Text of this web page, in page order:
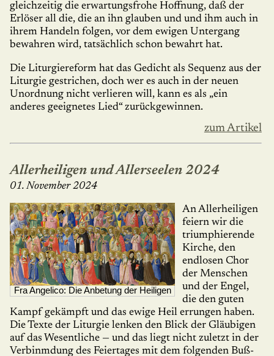
gleichzeitig die erwartungsfrohe Hoffnung, daß der
Erlöser all die, die an ihn glau­ben und und ihm auch in
ihrem Handeln folgen, vor dem ewigen Unter­gang
bewahren wird, tatsächlich schon bewahrt hat.
Die Liturgiereform hat das Gedicht als Sequenz aus der
Liturgie gestrichen, doch wer es auch in der neuen
Unordnung nicht verlieren will, kann es als „ein
anderes geeignetes Lied“ zurückgewinnen.
zum Artikel
Allerheiligen und Allerseelen 2024
01. November 2024
Fra Angelico: Die Anbetung der Heiligen
An Allerheiligen
feiern wir die
trium­phie­rende
Kirche, den
endlosen Chor
der Menschen
und der Engel,
die den guten
Kampf gekämpft und das ewige Heil errungen haben.
Die Texte der Liturgie lenken den Blick der Gläubigen
auf das Wesentliche — und das liegt nicht zuletzt in der
Verbinmdung des Feiertages mit dem folgenden Buß-